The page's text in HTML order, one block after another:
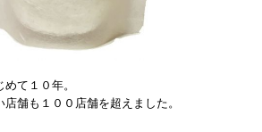
て１０年。
舗も１００店舗を超えました。